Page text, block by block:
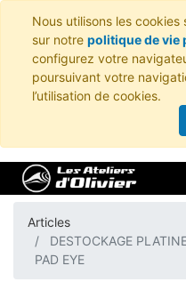
Nous utilisons les
sur notre politique de vie
configurez votre
poursuivant votre
l’utilisation de cookies.
Articles
DESTOCKAGE
PAD EYE